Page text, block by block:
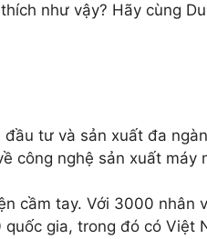
như vậy? Hãy cùng
tư và sản xuất đa
công nghệ sản xuất máy
cầm tay. Với 3000 nhân
gia, trong đó có Việt